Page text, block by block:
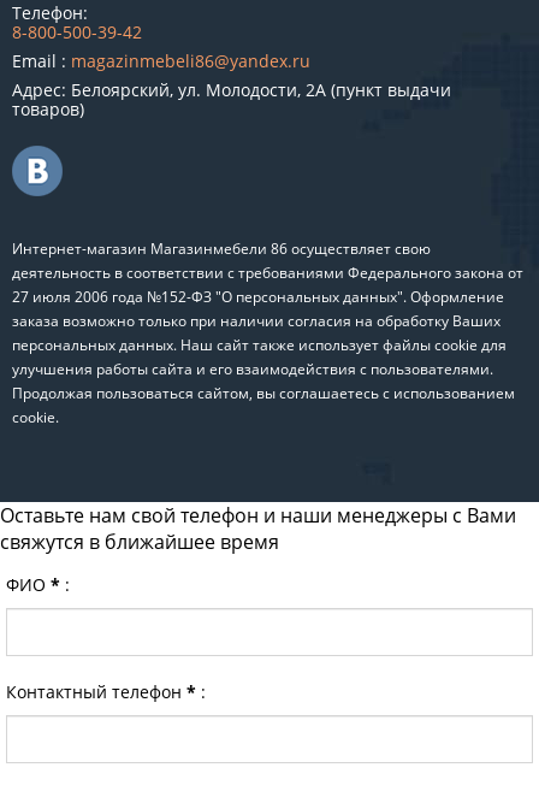
Телефон:
8-800-500-39-42
Email : magazinmebeli86@yandex.ru
Адрес: Белоярский, ул. Молодости, 2А (пункт выдачи
товаров)
Интернет-магазин Магазинмебели 86 осуществляет свою
деятельность в соответствии с требованиями Федерального закона от
27 июля 2006 года №152-ФЗ "О персональных данных". Оформление
заказа возможно только при наличии согласия на обработку Ваших
персональных данных. Наш сайт также использует файлы cookie для
улучшения работы сайта и его взаимодействия с пользователями.
Продолжая пользоваться сайтом, вы соглашаетесь с использованием
cookie.
Оставьте нам свой телефон и наши менеджеры с Вами
свяжутся в ближайшее время
ФИО * :
Контактный телефон * :